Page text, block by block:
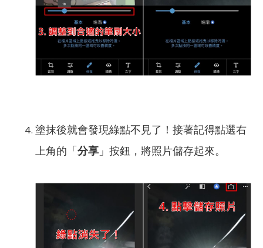
塗抹後就會發現綠點不見了！接著記得點選右
上角的「 分享 」按鈕，將照片儲存起來。